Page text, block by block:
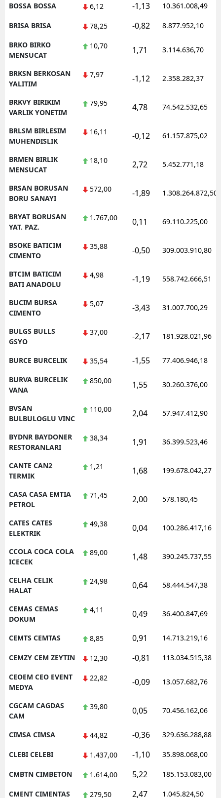
BOSSA BOSSA 6,12 -1,13 10.361.008,49
BRISA BRISA 78,25 -0,82 8.877.952,10
BRKO BIRKO
MENSUCAT
10,70 1,71 3.114.636,70
BRKSN BERKOSAN
YALITIM
7,97 -1,12 2.358.282,37
BRKVY BIRIKIM
VARLIK YONETIM
79,95 4,78 74.542.532,65
BRLSM BIRLESIM
MUHENDISLIK
16,11 -0,12 61.157.875,02
BRMEN BIRLIK
MENSUCAT
18,10 2,72 5.452.771,18
BRSAN BORUSAN
BORU SANAYI
572,00 -1,89 1.308.264.872,50
BRYAT BORUSAN
YAT. PAZ.
1.767,00 0,11 69.110.225,00
BSOKE BATICIM
CIMENTO
35,88 -0,50 309.003.910,80
BTCIM BATICIM
BATI ANADOLU
4,98 -1,19 558.742.666,51
BUCIM BURSA
CIMENTO
5,07 -3,43 31.007.700,29
BULGS BULLS
GSYO
37,00 -2,17 181.928.021,96
BURCE BURCELIK 35,54 -1,55 77.406.946,18
BURVA BURCELIK
VANA
850,00 1,55 30.260.376,00
BVSAN
BULBULOGLU VINC
110,00 2,04 57.947.412,90
BYDNR BAYDONER
RESTORANLARI
38,34 1,91 36.399.523,46
CANTE CAN2
TERMIK
1,21 1,68 199.678.042,27
CASA CASA EMTIA
PETROL
71,45 2,00 578.180,45
CATES CATES
ELEKTRIK
49,38 0,04 100.286.417,16
CCOLA COCA COLA
ICECEK
89,00 1,48 390.245.737,55
CELHA CELIK
HALAT
24,98 0,64 58.444.547,38
CEMAS CEMAS
DOKUM
4,11 0,49 36.400.847,69
CEMTS CEMTAS 8,85 0,91 14.713.219,16
CEMZY CEM ZEYTIN 12,30 -0,81 113.034.515,38
CEOEM CEO EVENT
MEDYA
22,82 -0,09 13.057.682,76
CGCAM CAGDAS
CAM
39,80 0,05 70.456.162,06
CIMSA CIMSA 44,82 -0,36 329.636.288,88
CLEBI CELEBI 1.437,00 -1,10 35.898.068,00
CMBTN CIMBETON 1.614,00 5,22 185.153.083,00
CMENT CIMENTAS 279,50 2,47 1.045.824,50